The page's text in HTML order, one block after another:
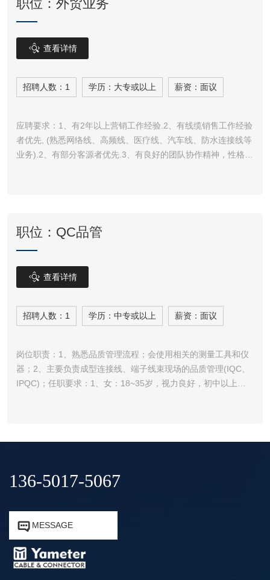
职位：外贸业务
 查看详情
招聘人数：1 学历：大专或以上 薪资：面议
应聘要求：1、有2年以上营销工作经验.2、有线缆销售工作经验
者优先, (熟悉网络线、高频线、医疗线、汽车线、防水连接线等
业务).2、有部分客源者优先.3、有良好的团队协作精神，性格开
职位：QC品管
 查看详情
招聘人数：1 学历：中专或以上 薪资：面议
岗位职责：1、熟悉品质管理流程；会使用相关的测量工具和仪
器；2、主要负责成型连接线、端子线束现场的品质管理(IQC、
IPQC)；任职要求：1、女：18~35岁，视力良好，初中以上文
136-5017-5067
 MESSAGE